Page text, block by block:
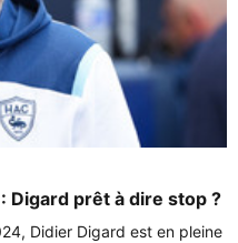
Digard prêt à dire stop ?
Didier Digard est en pleine